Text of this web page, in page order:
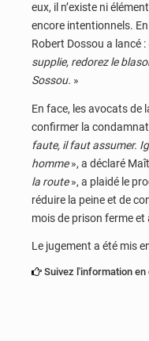
eux, il n’existe ni
encore intentionnels.
Robert Dossou a lancé :
supplie, redorez le
Sossou. »
En face, les avocats de
confirmer la
faute, il faut assumer.
homme», a déclaré
la route», a plaidé le
réduire la peine et de
mois de prison ferme et
Le jugement a été mis
Suivez l'information